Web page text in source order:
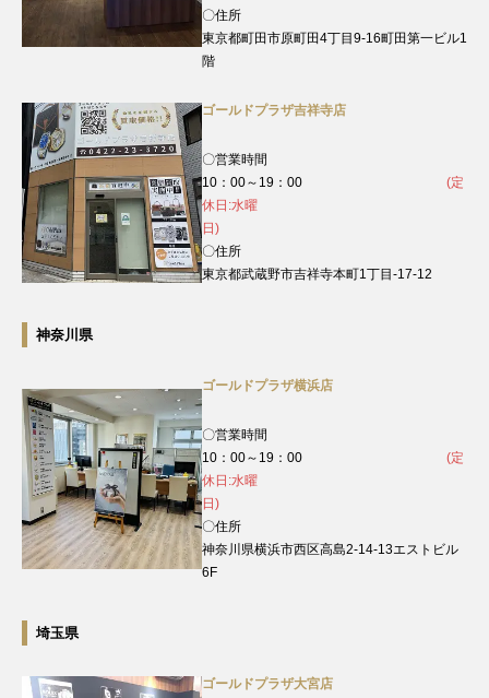
〇住所
東京都町田市原町田4丁目9‐16町田第一ビル1
階
ゴールドプラザ吉祥寺店
〇営業時間
10：00～19：00 (定
休日:水曜
日)
〇住所
東京都武蔵野市吉祥寺本町1丁目-17-12
神奈川県
ゴールドプラザ横浜店
〇営業時間
10：00～19：00 (定
休日:水曜
日)
〇住所
神奈川県横浜市西区高島2-14-13エストビル
6F
埼玉県
ゴールドプラザ大宮店